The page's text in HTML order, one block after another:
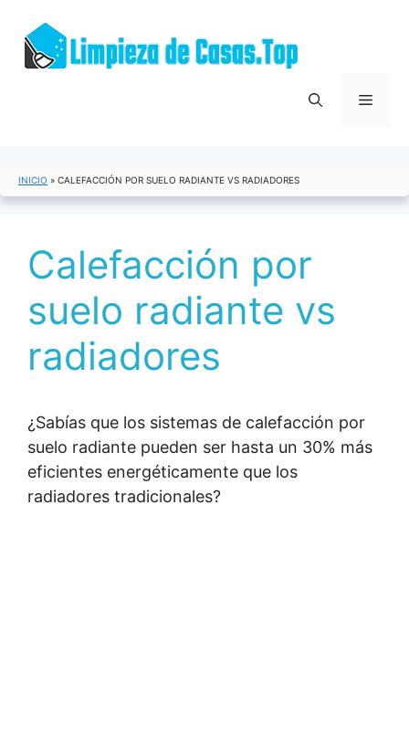
contenido
Menú
INICIO » CALEFACCIÓN POR SUELO RADIANTE VS RADIADORES
Calefacción por
suelo radiante vs
radiadores
¿Sabías que los sistemas de calefacción por
suelo radiante pueden ser hasta un 30% más
eficientes energéticamente que los
radiadores tradicionales?